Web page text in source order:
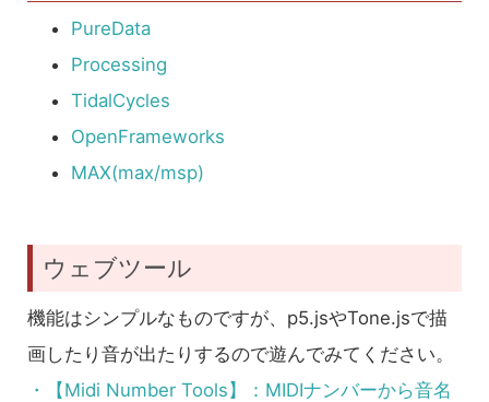
PureData
Processing
TidalCycles
OpenFrameworks
MAX(max/msp)
ウェブツール
機能はシンプルなものですが、p5.jsやTone.jsで描
画したり音が出たりするので遊んでみてください。
・【Midi Number Tools】：MIDIナンバーから音名